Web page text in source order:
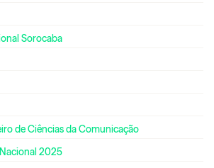
Sorocaba
de Ciências da Comunicação
2025